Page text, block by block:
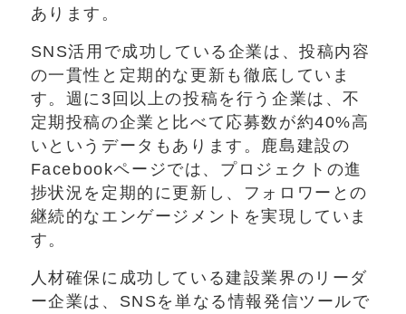
あります。
SNS活用で成功している企業は、投稿内容
の一貫性と定期的な更新も徹底していま
す。週に3回以上の投稿を行う企業は、不
定期投稿の企業と比べて応募数が約40%高
いというデータもあります。鹿島建設の
Facebookページでは、プロジェクトの進
捗状況を定期的に更新し、フォロワーとの
継続的なエンゲージメントを実現していま
す。
人材確保に成功している建設業界のリーダ
ー企業は、SNSを単なる情報発信ツールで